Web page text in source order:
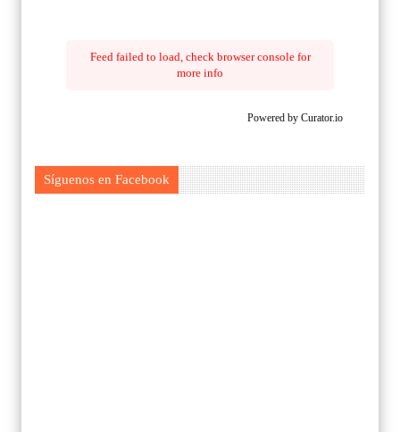
Feed failed to load, check browser console for
more info
Powered by Curator.io
Síguenos en Facebook